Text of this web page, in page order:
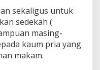
sekaligus untuk
sedekah (
masing-
kaum pria yang
makam.